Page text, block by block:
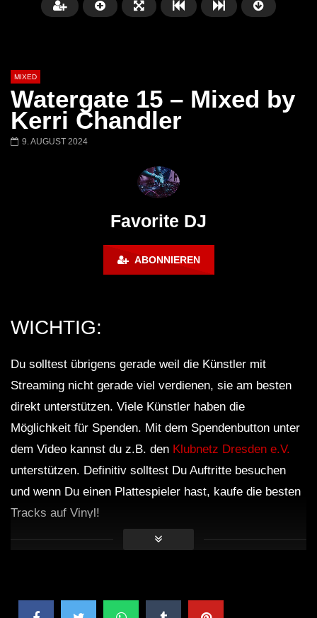
MIXED
Watergate 15 – Mixed by
Kerri Chandler
9. AUGUST 2024
Favorite DJ
ABONNIEREN
WICHTIG:
Du solltest übrigens gerade weil die Künstler mit
Streaming nicht gerade viel verdienen, sie am besten
direkt unterstützen. Viele Künstler haben die
Möglichkeit für Spenden. Mit dem Spendenbutton unter
dem Video kannst du z.B. den Klubnetz Dresden e.V.
unterstützen. Definitiv solltest Du Auftritte besuchen
und wenn Du einen Plattespieler hast, kaufe die besten
Tracks auf Vinyl!